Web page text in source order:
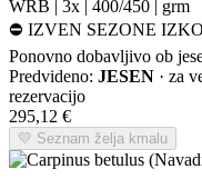
WRB | 3x | 400/450 | grm
⛔ IZVEN SEZONE
Ponovno dobavljivo ob
Predvideno: JESEN · za
rezervacijo
295,12 €
💛 Seznam želja kmalu